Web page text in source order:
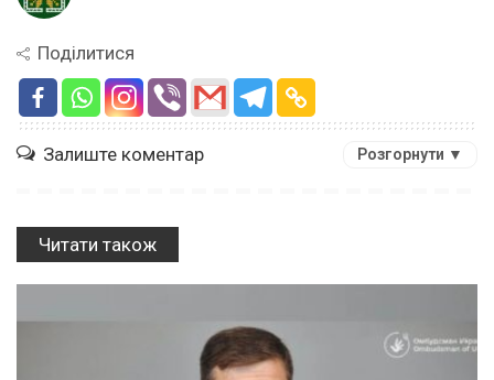
Поділитися
Залиште коментар Розгорнути ▼
Читати також